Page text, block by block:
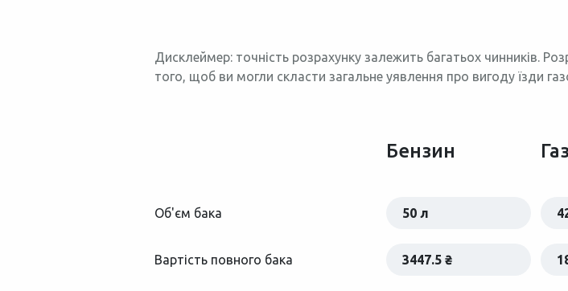
Дисклеймер: точність розрахунку залежить багатьох чинників.
того, щоб ви могли скласти загальне уявлення про вигоду їзди
Бензин Газ
Об'єм бака 50 л
Вартість повного бака 3447.5 ₴